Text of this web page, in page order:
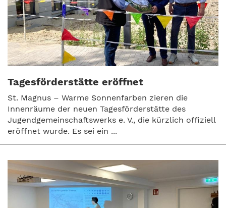
Tagesförderstätte eröffnet
St. Magnus – Warme Sonnenfarben zieren die
Innenräume der neuen Tagesförderstätte des
Jugendgemeinschaftswerks e. V., die kürzlich offiziell
eröffnet wurde. Es sei ein ...